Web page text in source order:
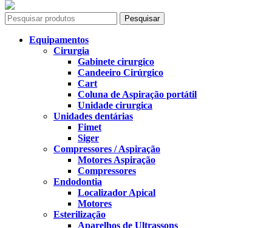
Pesquisar
Equipamentos
Cirurgia
Gabinete cirurgico
Candeeiro Cirúrgico
Cart
Coluna de Aspiração portátil
Unidade cirurgica
Unidades dentárias
Fimet
Siger
Compressores / Aspiração
Motores Aspiração
Compressores
Endodontia
Localizador Apical
Motores
Esterilização
Aparelhos de Ultrassons